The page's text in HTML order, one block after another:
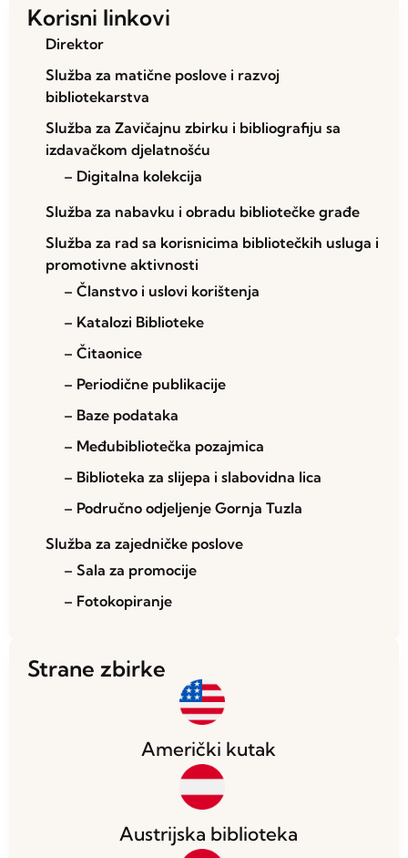
Korisni linkovi
Direktor
Služba za matične poslove i razvoj
bibliotekarstva
Služba za Zavičajnu zbirku i bibliografiju sa
izdavačkom djelatnošću
– Digitalna kolekcija
Služba za nabavku i obradu bibliotečke građe
Služba za rad sa korisnicima bibliotečkih usluga i
promotivne aktivnosti
– Članstvo i uslovi korištenja
– Katalozi Biblioteke
– Čitaonice
– Periodične publikacije
– Baze podataka
– Međubibliotečka pozajmica
– Biblioteka za slijepa i slabovidna lica
– Područno odjeljenje Gornja Tuzla
Služba za zajedničke poslove
– Sala za promocije
– Fotokopiranje
Strane zbirke
Američki kutak
Austrijska biblioteka